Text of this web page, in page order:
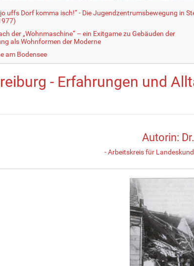
uffs Dorf komma isch!“ - Die Jugendzentrumsbewegung in
der „Wohnmaschine“ – ein Exitgame zu Gebäuden der
als Wohnformen der Moderne
am Bodensee
- Erfahrungen und
Autorin:
- Arbeitskreis für